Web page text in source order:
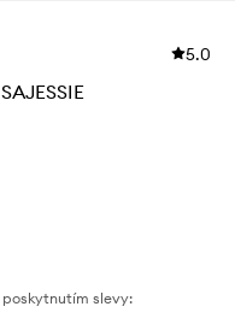
5.0
slevy: